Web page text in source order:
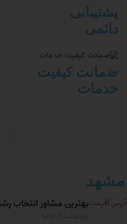
پشتیبانی
دائمی
ضمانت کیفیت
خدمات
مشهد
بهترین مشاور انتخاب